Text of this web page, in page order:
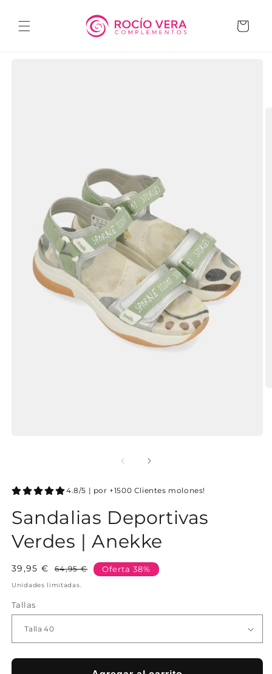
al contenido
Carrito
4.8/5 | por +1500 Clientes molones!
Sandalias Deportivas
Verdes | Anekke
Precio
64,95 €
Precio
39,95 € Oferta 38%
Unidades limitadas.
Tallas